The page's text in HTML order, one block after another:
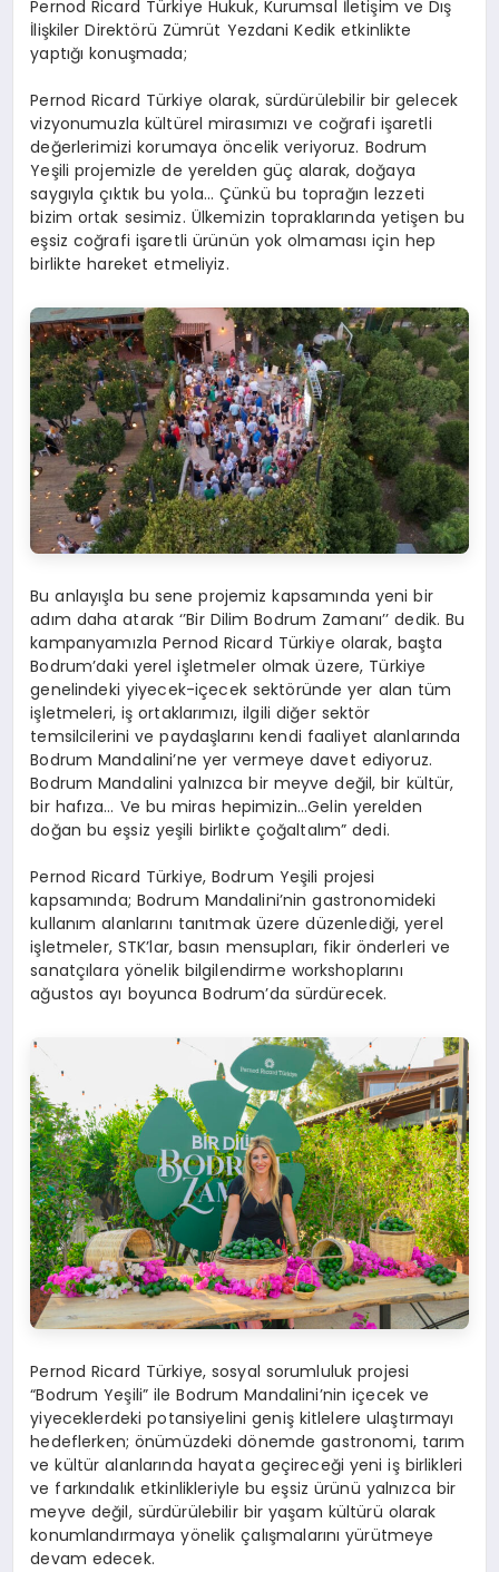
Pernod Ricard Türkiye Hukuk, Kurumsal İletişim ve Dış
İlişkiler Direktörü Zümrüt Yezdani Kedik etkinlikte
yaptığı konuşmada;
Pernod Ricard Türkiye olarak, sürdürülebilir bir gelecek
vizyonumuzla kültürel mirasımızı ve coğrafi işaretli
değerlerimizi korumaya öncelik veriyoruz. Bodrum
Yeşili projemizle de yerelden güç alarak, doğaya
saygıyla çıktık bu yola… Çünkü bu toprağın lezzeti
bizim ortak sesimiz. Ülkemizin topraklarında yetişen bu
eşsiz coğrafi işaretli ürünün yok olmaması için hep
birlikte hareket etmeliyiz.
Bu anlayışla bu sene projemiz kapsamında yeni bir
adım daha atarak ‘’Bir Dilim Bodrum Zamanı’’ dedik. Bu
kampanyamızla Pernod Ricard Türkiye olarak, başta
Bodrum’daki yerel işletmeler olmak üzere, Türkiye
genelindeki yiyecek-içecek sektöründe yer alan tüm
işletmeleri, iş ortaklarımızı, ilgili diğer sektör
temsilcilerini ve paydaşlarını kendi faaliyet alanlarında
Bodrum Mandalini’ne yer vermeye davet ediyoruz.
Bodrum Mandalini yalnızca bir meyve değil, bir kültür,
bir hafıza… Ve bu miras hepimizin…Gelin yerelden
doğan bu eşsiz yeşili birlikte çoğaltalım” dedi.
Pernod Ricard Türkiye, Bodrum Yeşili projesi
kapsamında; Bodrum Mandalini’nin gastronomideki
kullanım alanlarını tanıtmak üzere düzenlediği, yerel
işletmeler, STK’lar, basın mensupları, fikir önderleri ve
sanatçılara yönelik bilgilendirme workshoplarını
ağustos ayı boyunca Bodrum’da sürdürecek.
Pernod Ricard Türkiye, sosyal sorumluluk projesi
“Bodrum Yeşili” ile Bodrum Mandalini’nin içecek ve
yiyeceklerdeki potansiyelini geniş kitlelere ulaştırmayı
hedeflerken; önümüzdeki dönemde gastronomi, tarım
ve kültür alanlarında hayata geçireceği yeni iş birlikleri
ve farkındalık etkinlikleriyle bu eşsiz ürünü yalnızca bir
meyve değil, sürdürülebilir bir yaşam kültürü olarak
konumlandırmaya yönelik çalışmalarını yürütmeye
devam edecek.